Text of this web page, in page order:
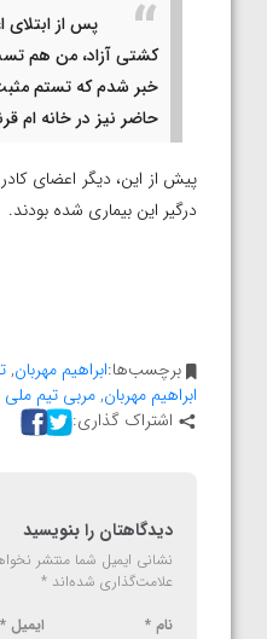
پس از ابتلای
کشتی آزاد، من هم
خبر شدم که تستم
حاضر نیز در خانه ام
پیش از این، دیگر اعضای
درگیر این بیماری شده بودند.
برچسب‌ها:ابراهیم مهربان,
ابراهیم مهربان,مربی تیم
اشتراک گذاری:
دیدگاهتان را بنویسید
نشانی ایمیل شما منتشر
علامت‌گذاری شده‌اند *
نام * ایمیل *